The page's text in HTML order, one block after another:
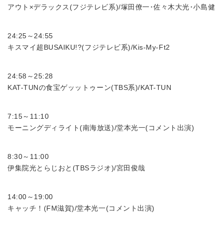
アウト×デラックス(フジテレビ系)/塚田僚一･佐々木大光･小島健
24:25～24:55
キスマイ超BUSAIKU!?(フジテレビ系)/Kis-My-Ft2
24:58～25:28
KAT-TUNの食宝ゲッットゥーン(TBS系)/KAT-TUN
7:15～11:10
モーニングディライト(南海放送)/堂本光一(コメント出演)
8:30～11:00
伊集院光とらじおと(TBSラジオ)/宮田俊哉
14:00～19:00
キャッチ！(FM滋賀)/堂本光一(コメント出演)